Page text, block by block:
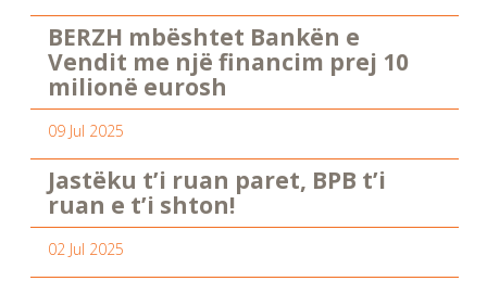
BERZH mbështet Bankën e
Vendit me një financim prej 10
milionë eurosh
09 Jul 2025
Jastëku t’i ruan paret, BPB t’i
ruan e t’i shton!
02 Jul 2025